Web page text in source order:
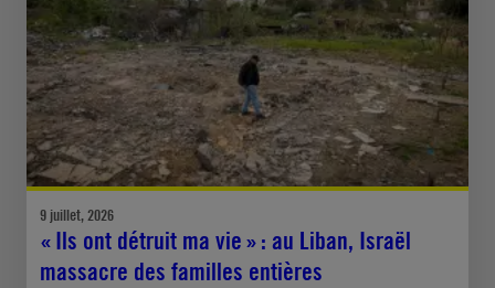
9 juillet, 2026
« Ils ont détruit ma vie » : au Liban, Israël
massacre des familles entières